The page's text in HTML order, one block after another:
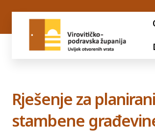
Rješenje za
stambene